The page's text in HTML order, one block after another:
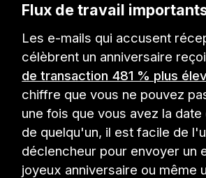
Flux de travail
Les e-mails qui accusent
célèbrent un anniversaire
de transaction 481 % plus
chiffre que vous ne pouvez
une fois que vous avez la
de quelqu'un, il est facile de
déclencheur pour envoyer un
joyeux anniversaire ou même